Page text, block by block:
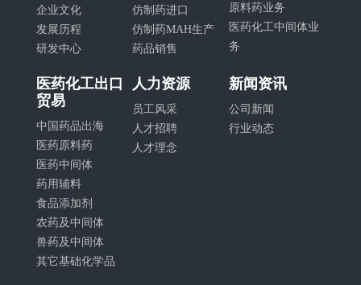
企业文化
发展历程
研发中心
仿制药进口
仿制药MAH生产
药品销售
原料药业务
医药化工中间体业
务
医药化工出口
贸易
中国药品出海
医药原料药
医药中间体
药用辅料
食品添加剂
农药及中间体
兽药及中间体
其它基础化学品
人力资源
员工风采
人才招聘
人才理念
新闻资讯
公司新闻
行业动态